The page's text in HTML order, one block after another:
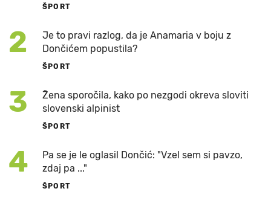
ŠPORT
2
Je to pravi razlog, da je Anamaria v boju z
Dončićem popustila?
ŠPORT
3
Žena sporočila, kako po nezgodi okreva sloviti
slovenski alpinist
ŠPORT
4
Pa se je le oglasil Dončić: "Vzel sem si pavzo,
zdaj pa ..."
ŠPORT